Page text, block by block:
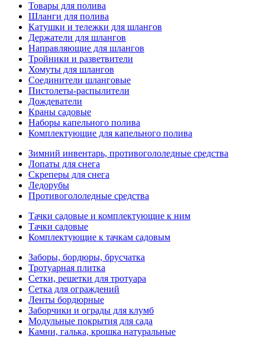
Товары для полива
Шланги для полива
Катушки и тележки для шлангов
Держатели для шлангов
Направляющие для шлангов
Тройники и разветвители
Хомуты для шлангов
Соединители шланговые
Пистолеты-распылители
Дождеватели
Краны садовые
Наборы капельного полива
Комплектующие для капельного полива
Зимний инвентарь, противогололедные средства
Лопаты для снега
Скреперы для снега
Ледорубы
Противогололедные средства
Тачки садовые и комплектующие к ним
Тачки садовые
Комплектующие к тачкам садовым
Заборы, бордюры, брусчатка
Тротуарная плитка
Сетки, решетки для тротуара
Сетка для ограждений
Ленты бордюрные
Заборчики и ограды для клумб
Модульные покрытия для сада
Камни, галька, крошка натуральные